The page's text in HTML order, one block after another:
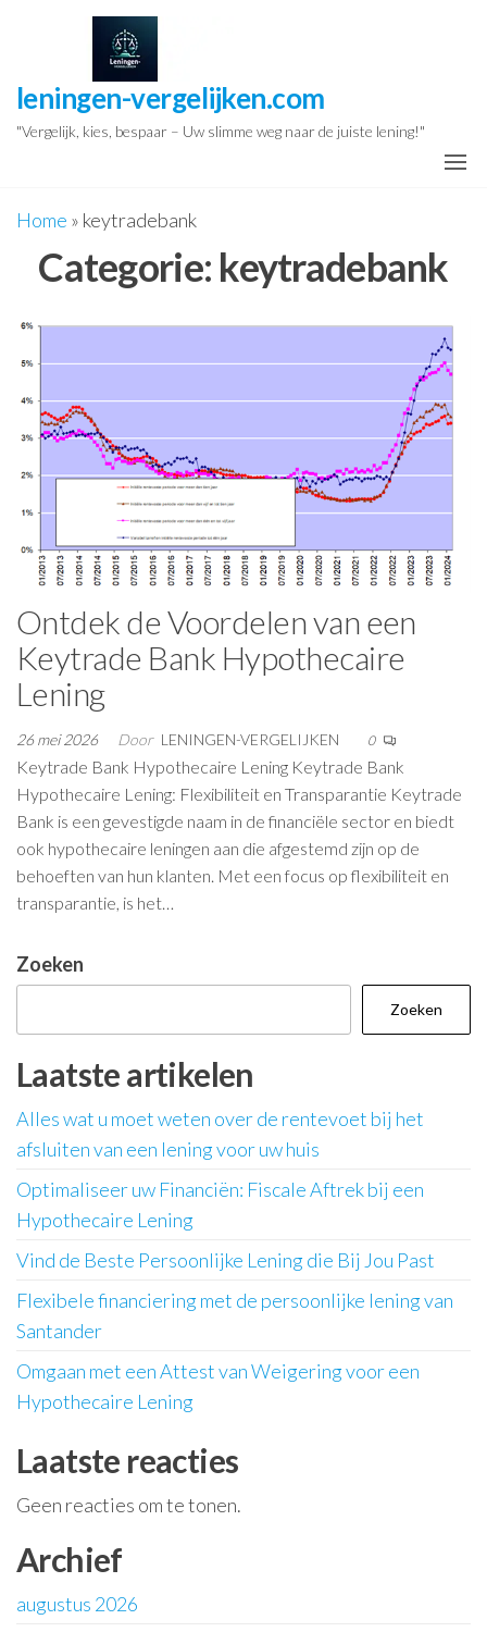
inhoud
leningen-vergelijken.com
"Vergelijk, kies, bespaar – Uw slimme weg naar de juiste lening!"
Home » keytradebank
Categorie: keytradebank
Ontdek de Voordelen van een
Keytrade Bank Hypothecaire
Lening
26 mei 2026 Door LENINGEN-VERGELIJKEN 0
Keytrade Bank Hypothecaire Lening Keytrade Bank
Hypothecaire Lening: Flexibiliteit en Transparantie Keytrade
Bank is een gevestigde naam in de financiële sector en biedt
ook hypothecaire leningen aan die afgestemd zijn op de
behoeften van hun klanten. Met een focus op flexibiliteit en
transparantie, is het…
Zoeken
Zoeken
Laatste artikelen
Alles wat u moet weten over de rentevoet bij het
afsluiten van een lening voor uw huis
Optimaliseer uw Financiën: Fiscale Aftrek bij een
Hypothecaire Lening
Vind de Beste Persoonlijke Lening die Bij Jou Past
Flexibele financiering met de persoonlijke lening van
Santander
Omgaan met een Attest van Weigering voor een
Hypothecaire Lening
Laatste reacties
Geen reacties om te tonen.
Archief
augustus 2026